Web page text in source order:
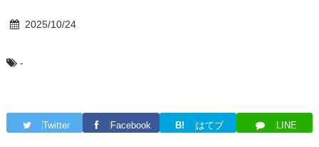
2025/10/24
-
Twitter Facebook B! はてブ LINE